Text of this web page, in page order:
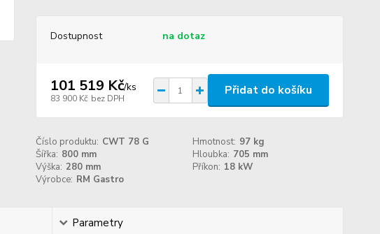
Dostupnost na dotaz
101 519 Kč/ks
83 900 Kč bez DPH
Přidat do košíku
Číslo produktu: CWT 78 G Hmotnost: 97 kg
Šířka: 800 mm Hloubka: 705 mm
Výška: 280 mm Příkon: 18 kW
Výrobce: RM Gastro
Parametry